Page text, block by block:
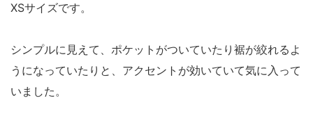
XSサイズです。
シンプルに見えて、ポケットがついていたり裾が絞れるよ
うになっていたりと、アクセントが効いていて気に入って
いました。